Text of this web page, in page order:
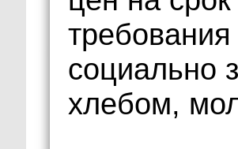
социально
хлебом,